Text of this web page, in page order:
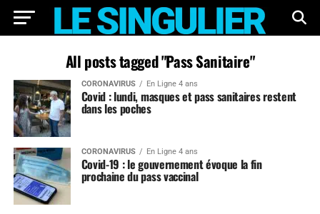
All posts tagged "Pass Sanitaire"
CORONAVIRUS En Ligne 4 ans
Covid : lundi, masques et pass sanitaires restent
dans les poches
CORONAVIRUS En Ligne 4 ans
Covid-19 : le gouvernement évoque la fin
prochaine du pass vaccinal